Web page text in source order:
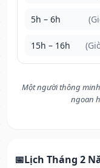
5h – 6h
15h – 16h
Một người thông
ngoan
Lịch Tháng 2